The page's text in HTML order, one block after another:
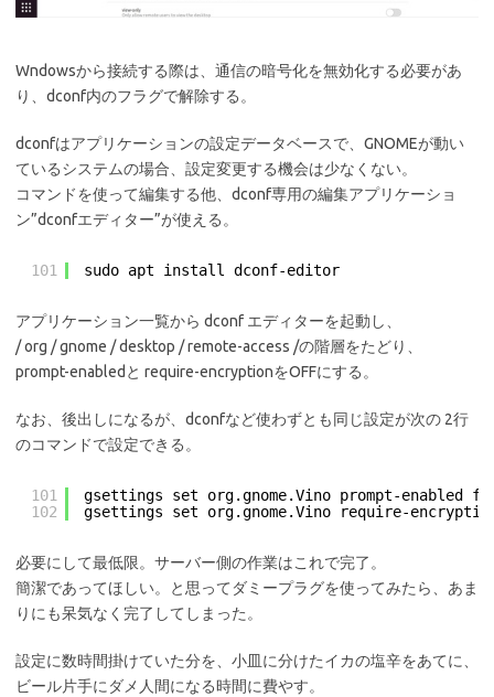
Wndowsから接続する際は、通信の暗号化を無効化する必要があ
り、dconf内のフラグで解除する。
dconfはアプリケーションの設定データベースで、GNOMEが動い
ているシステムの場合、設定変更する機会は少なくない。
コマンドを使って編集する他、dconf専用の編集アプリケーショ
ン”dconfエディター”が使える。
101 sudo apt install dconf-editor
アプリケーション一覧から dconf エディターを起動し、
/ org / gnome / desktop / remote-access /の階層をたどり、
prompt-enabledと require-encryptionをOFFにする。
なお、後出しになるが、dconfなど使わずとも同じ設定が次の 2行
のコマンドで設定できる。
101
102
gsettings set org.gnome.Vino prompt-enabled
gsettings set org.gnome.Vino require-
必要にして最低限。サーバー側の作業はこれで完了。
簡潔であってほしい。と思ってダミープラグを使ってみたら、あま
りにも呆気なく完了してしまった。
設定に数時間掛けていた分を、小皿に分けたイカの塩辛をあてに、
ビール片手にダメ人間になる時間に費やす。